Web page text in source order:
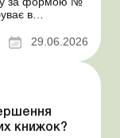
в
форму
практичних
...
29.06.2026
книжок?